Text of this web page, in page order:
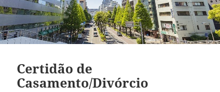
Certidão de
Casamento/Divórcio